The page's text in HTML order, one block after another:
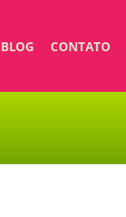
BLOG CONTATO